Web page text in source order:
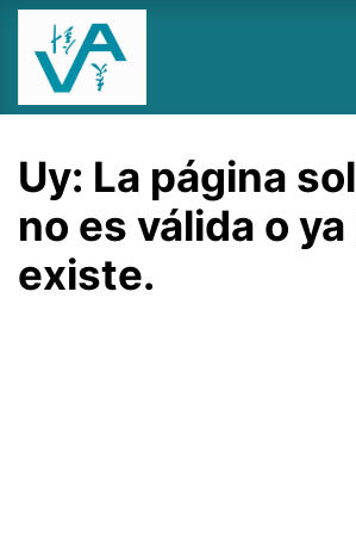
Ir al contenido
Uy: La página
no es válida o ya
existe.